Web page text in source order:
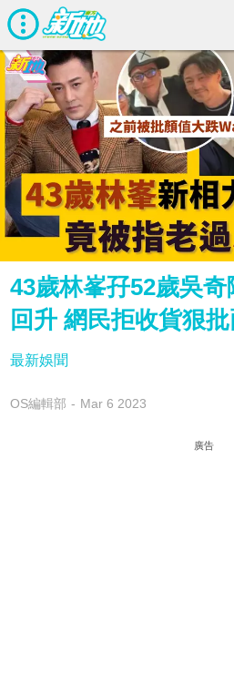
43歲林峯孖52歲吳
回升 網民拒收貨狠
最新娛聞
OS編輯部 Mar 6 2023
廣告